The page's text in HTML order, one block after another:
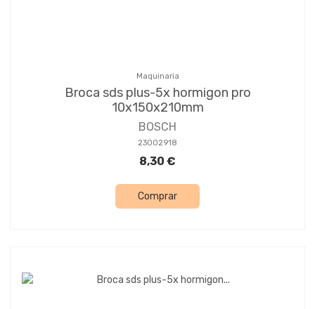
Maquinaria
Broca sds plus-5x hormigon pro
10x150x210mm
BOSCH
23002918
8,30 €
Comprar